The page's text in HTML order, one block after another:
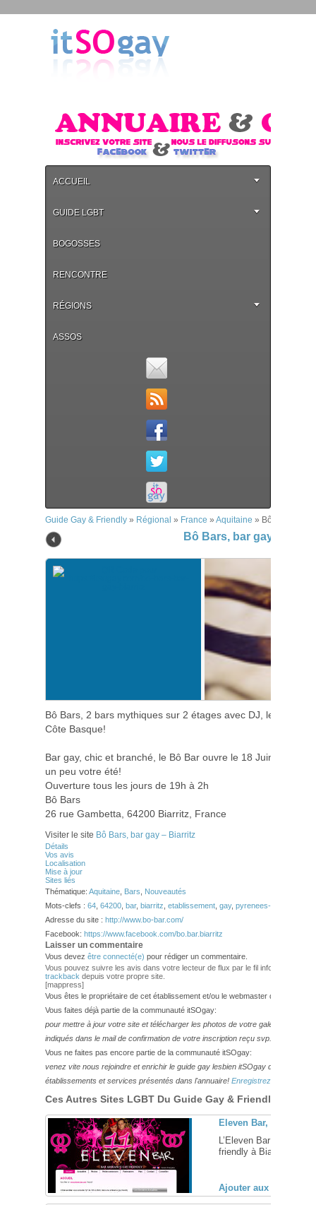
ACCUEIL
GUIDE LGBT
BOGOSSES
RENCONTRE
RÉGIONS
ASSOS
Guide Gay & Friendly » Régional » France » Aquitaine » Bô Bars, bar
Bô Bars, bar gay –
Bô Bars, 2 bars mythiques sur 2 étages avec DJ, le lieu
Côte Basque!
Bar gay, chic et branché, le Bô Bar ouvre le 18 Juin, venez
un peu votre été!
Ouverture tous les jours de 19h à 2h
Bô Bars
26 rue Gambetta, 64200 Biarritz, France
Visiter le site Bô Bars, bar gay – Biarritz
Détails
Vos avis
Localisation
Mise à jour
Sites liés
Thématique: Aquitaine Bars
Nouveautés
Mots-clefs : 64 64200 bar, biarritz etablissement gay, pyrenees-atlantiques
Adresse du site : http://www.bo-bar.com/
Facebook: https://www.facebook.com/bo.bar.biarritz
Laisser un commentaire
Vous devez être connecté(e) pour rédiger un commentaire.
Vous pouvez suivre les avis dans votre lecteur de flux par le fil info
trackback depuis votre propre site.
[mappress]
Vous êtes le propriétaire de cet établissement et/ou le webmaster de ce site?
Vous faites déjà partie de la communauté itSOgay:
pour mettre à jour votre site et télécharger les photos de votre galerie,
indiqués dans le mail de confirmation de votre inscription reçu svp.
Vous ne faites pas encore partie de la communauté itSOgay:
venez vite nous rejoindre et enrichir le guide gay lesbien itSOgay de vos
établissements et services présentés dans l'annuaire! Enregistrez-vous ici!
Ces Autres Sites LGBT Du Guide Gay & Friendly
Eleven Bar, bar gay-
L’Eleven Bar vous
friendly à Biarritz
Ajouter aux favoris